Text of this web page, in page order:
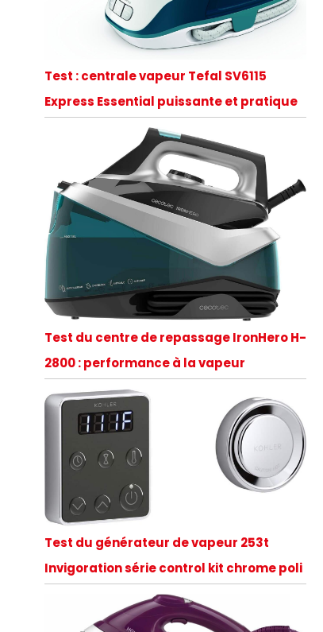
Test : centrale vapeur Tefal SV6115
Express Essential puissante et pratique
Test du centre de repassage IronHero H-
2800 : performance à la vapeur
Test du générateur de vapeur 253t
Invigoration série control kit chrome poli